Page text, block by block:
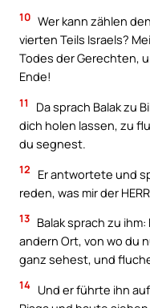
10 Wer kann zählen
vierten Teils Israels?
Todes der Gerechten,
Ende!
11
Da sprach Balak zu
dich holen lassen, zu
du segnest.
12
Er antwortete und
reden, was mir der
13 Balak sprach zu
andern Ort, von wo du
ganz sehest, und
14 Und er führte ihn